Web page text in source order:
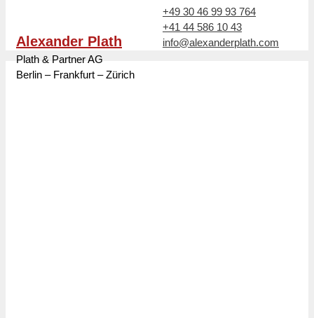
Alexander Plath
Plath & Partner AG
Berlin – Frankfurt – Zürich
+49 30 46 99 93 764
+41 44 586 10 43
info@alexanderplath.com